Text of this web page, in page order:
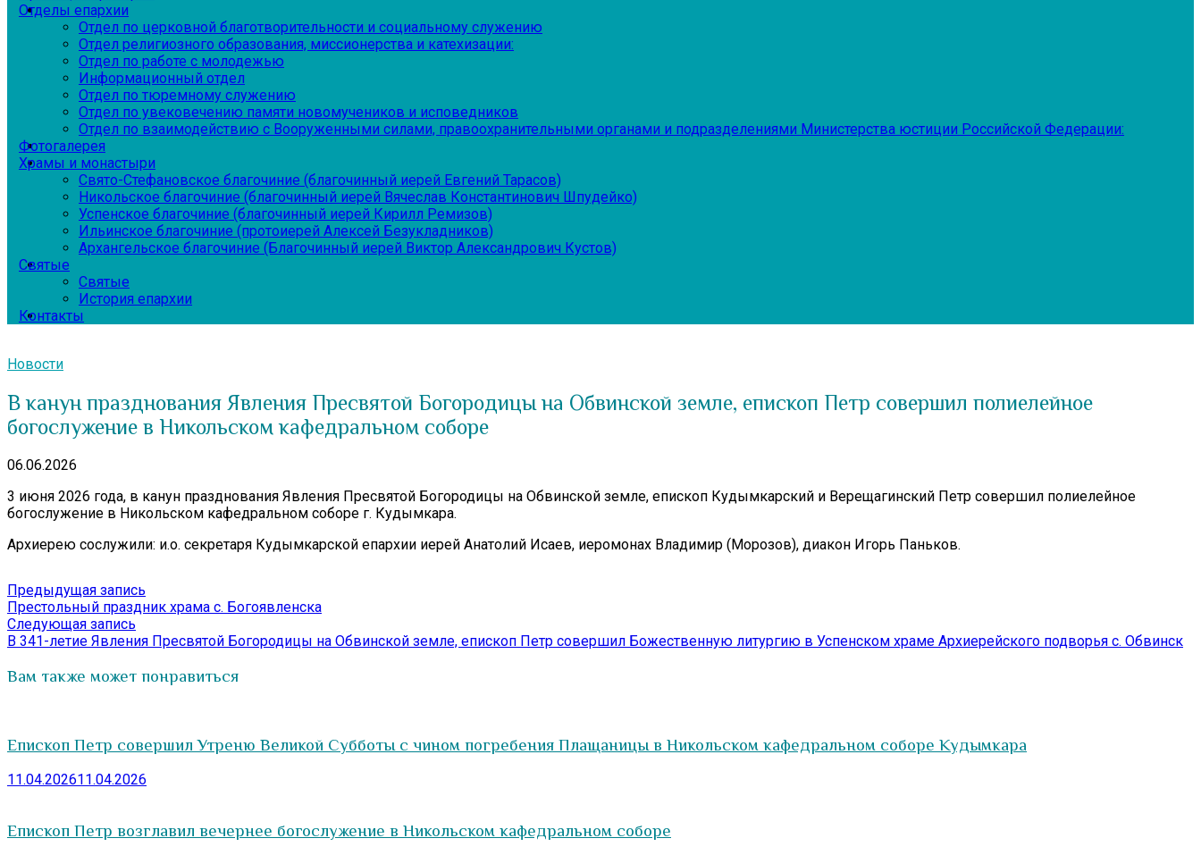
Отделы епархии
Отдел по церковной благотворительности и социальному служению
Отдел религиозного образования, миссионерства и катехизации:
Отдел по работе с молодежью
Информационный отдел
Отдел по тюремному служению
Отдел по увековечению памяти новомучеников и исповедников
Отдел по взаимодействию с Вооруженными силами, правоохранительными органами и подразделениями Министерства юстиции Российской Федерации:
Фотогалерея
Храмы и монастыри
Свято-Стефановское благочиние (благочинный иерей Евгений Тарасов)
Никольское благочиние (благочинный иерей Вячеслав Константинович Шпудейко)
Успенское благочиние (благочинный иерей Кирилл Ремизов)
Ильинское благочиние (протоиерей Алексей Безукладников)
Архангельское благочиние (Благочинный иерей Виктор Александрович Кустов)
Святые
Святые
История епархии
Контакты
Новости
В канун празднования Явления Пресвятой Богородицы на Обвинской земле, епископ Петр совершил полиелейное
богослужение в Никольском кафедральном соборе
06.06.2026
3 июня 2026 года, в канун празднования Явления Пресвятой Богородицы на Обвинской земле, епископ Кудымкарский и Верещагинский Петр совершил полиелейное
богослужение в Никольском кафедральном соборе г. Кудымкара.
Архиерею сослужили: и.о. секретаря Кудымкарской епархии иерей Анатолий Исаев, иеромонах Владимир (Морозов), диакон Игорь Паньков.
Навигация
по
записям
Предыдущая запись
запись:
Престольный праздник храма с. Богоявленска
Следующая запись
запись:
В 341-летие Явления Пресвятой Богородицы на Обвинской земле, епископ Петр совершил Божественную литургию в Успенском храме Архиерейского подворья с. Обвинск
Вам также может понравиться
Епископ Петр совершил Утреню Великой Субботы с чином погребения Плащаницы в Никольском кафедральном соборе Кудымкара
11.04.202611.04.2026
Епископ Петр возглавил вечернее богослужение в Никольском кафедральном соборе